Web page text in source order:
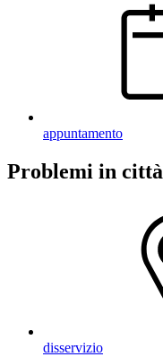
appuntamento
Problemi in città
disservizio